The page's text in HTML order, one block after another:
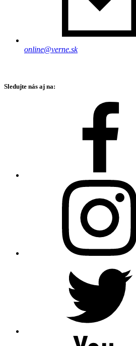
online@verne.sk
Sledujte nás aj na: